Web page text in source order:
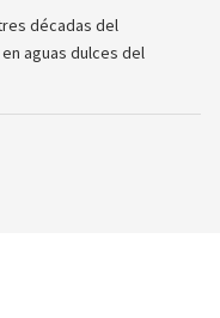
décadas del
aguas dulces del